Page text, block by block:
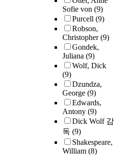
Sofie von (9)
Purcell (9)
Robson,
Christopher(9)
Gondek,
Juliana (9)
Wolf, Dick
(9)
Dzundza,
George (9)
Edwards,
Antony (9)
Dick Wolf 감
독 (9)
Shakespeare,
William (8)